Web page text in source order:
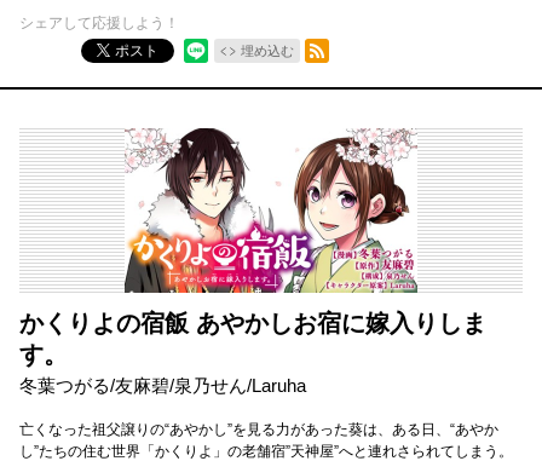
シェアして応援しよう！
ポスト
埋め込む
RSSフィード
かくりよの宿飯 あやかしお宿に嫁入りしま
す。
冬葉つがる/友麻碧/泉乃せん/Laruha
亡くなった祖父譲りの“あやかし”を見る力があった葵は、ある日、“あやか
し”たちの住む世界「かくりよ」の老舗宿”天神屋”へと連れさられてしまう。